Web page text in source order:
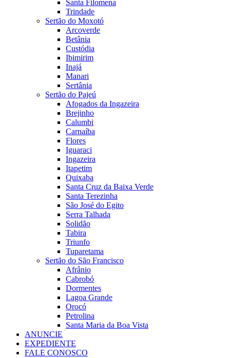
Santa Filomena
Trindade
Sertão do Moxotó
Arcoverde
Betânia
Custódia
Ibimirim
Inajá
Manari
Sertânia
Sertão do Pajeú
Afogados da Ingazeira
Brejinho
Calumbi
Carnaíba
Flores
Iguaraci
Ingazeira
Itapetim
Quixaba
Santa Cruz da Baixa Verde
Santa Terezinha
São José do Egito
Serra Talhada
Solidão
Tabira
Triunfo
Tuparetama
Sertão do São Francisco
Afrânio
Cabrobó
Dormentes
Lagoa Grande
Orocó
Petrolina
Santa Maria da Boa Vista
ANUNCIE
EXPEDIENTE
FALE CONOSCO